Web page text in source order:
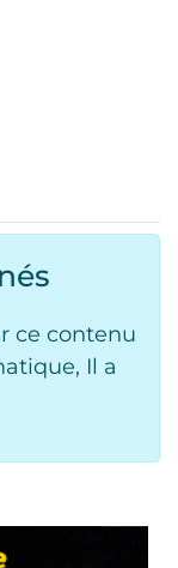
ce contenu
Il a